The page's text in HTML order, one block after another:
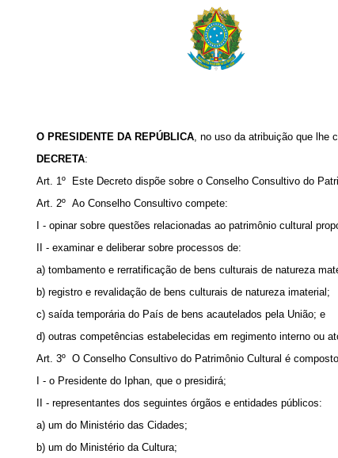
O PRESIDENTE DA REPÚBLICA, no uso da atribuição que lhe
DECRETA:
Art. 1º Este Decreto dispõe sobre o Conselho Consultivo do
Art. 2º Ao Conselho Consultivo compete:
I - opinar sobre questões relacionadas ao patrimônio cultural
II - examinar e deliberar sobre processos de:
a) tombamento e rerratificação de bens culturais de natureza
b) registro e revalidação de bens culturais de natureza imaterial;
c) saída temporária do País de bens acautelados pela União; e
d) outras competências estabelecidas em regimento interno ou
Art. 3º O Conselho Consultivo do Patrimônio Cultural é
I - o Presidente do Iphan, que o presidirá;
II - representantes dos seguintes órgãos e entidades públicos:
a) um do Ministério das Cidades;
b) um do Ministério da Cultura;